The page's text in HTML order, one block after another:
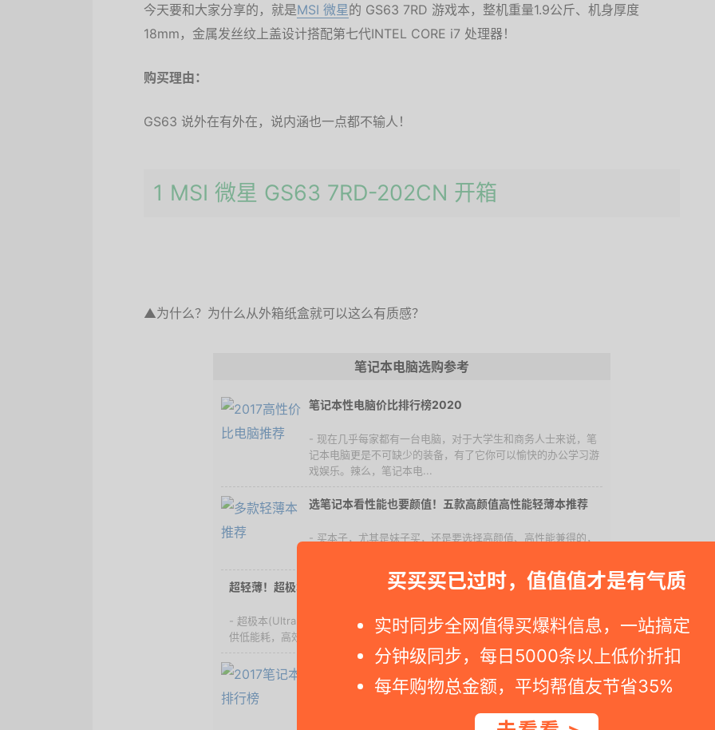
买买买已过时，值值值才是有气质
实时同步全网值得买爆料信息，一站搞定
分钟级同步，每日5000条以上低价折扣
每年购物总金额，平均帮值友节省35%
今天要和大家分享的，就是MSI 微星的 GS63 7RD 游戏本，整机重量1.9公斤、机身厚度
18mm，金属发丝纹上盖设计搭配第七代INTEL CORE i7 处理器！
购买理由：
GS63 说外在有外在，说内涵也一点都不输人！
1 MSI 微星 GS63 7RD-202CN 开箱
▲为什么？为什么从外箱纸盒就可以这么有质感？
笔记本电脑选购参考
笔记本性电脑价比排行榜2020
- 现在几乎每家都有一台电脑，对于大学生和商务人士来说，笔
记本电脑更是不可缺少的装备，有了它你可以愉快的办公学习游
戏娱乐。辣么，笔记本电...
选笔记本看性能也要颜值！五款高颜值高性能轻薄本推荐
- 买本子，尤其是妹子买，还是要选择高颜值、高性能兼得的，
超轻薄！超极本选购指南
- 超极本(Ultrabook)是英特尔公司提出的新一代笔记本电脑概念，旨在为用户提
供低能耗，高效率的移动生活体验。本文将从什么是超极本...
记本排行榜吧，这里汇集了最新最受欢迎的十款笔记本电脑，而